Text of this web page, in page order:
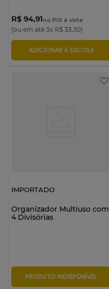
R$ 94,91no PIX à vista
(ou em até 3x R$ 33,30)
ADICIONAR À SACOLA
IMPORTADO
Organizador Multiuso com
4 Divisórias
PRODUTO INDISPONÍVEL